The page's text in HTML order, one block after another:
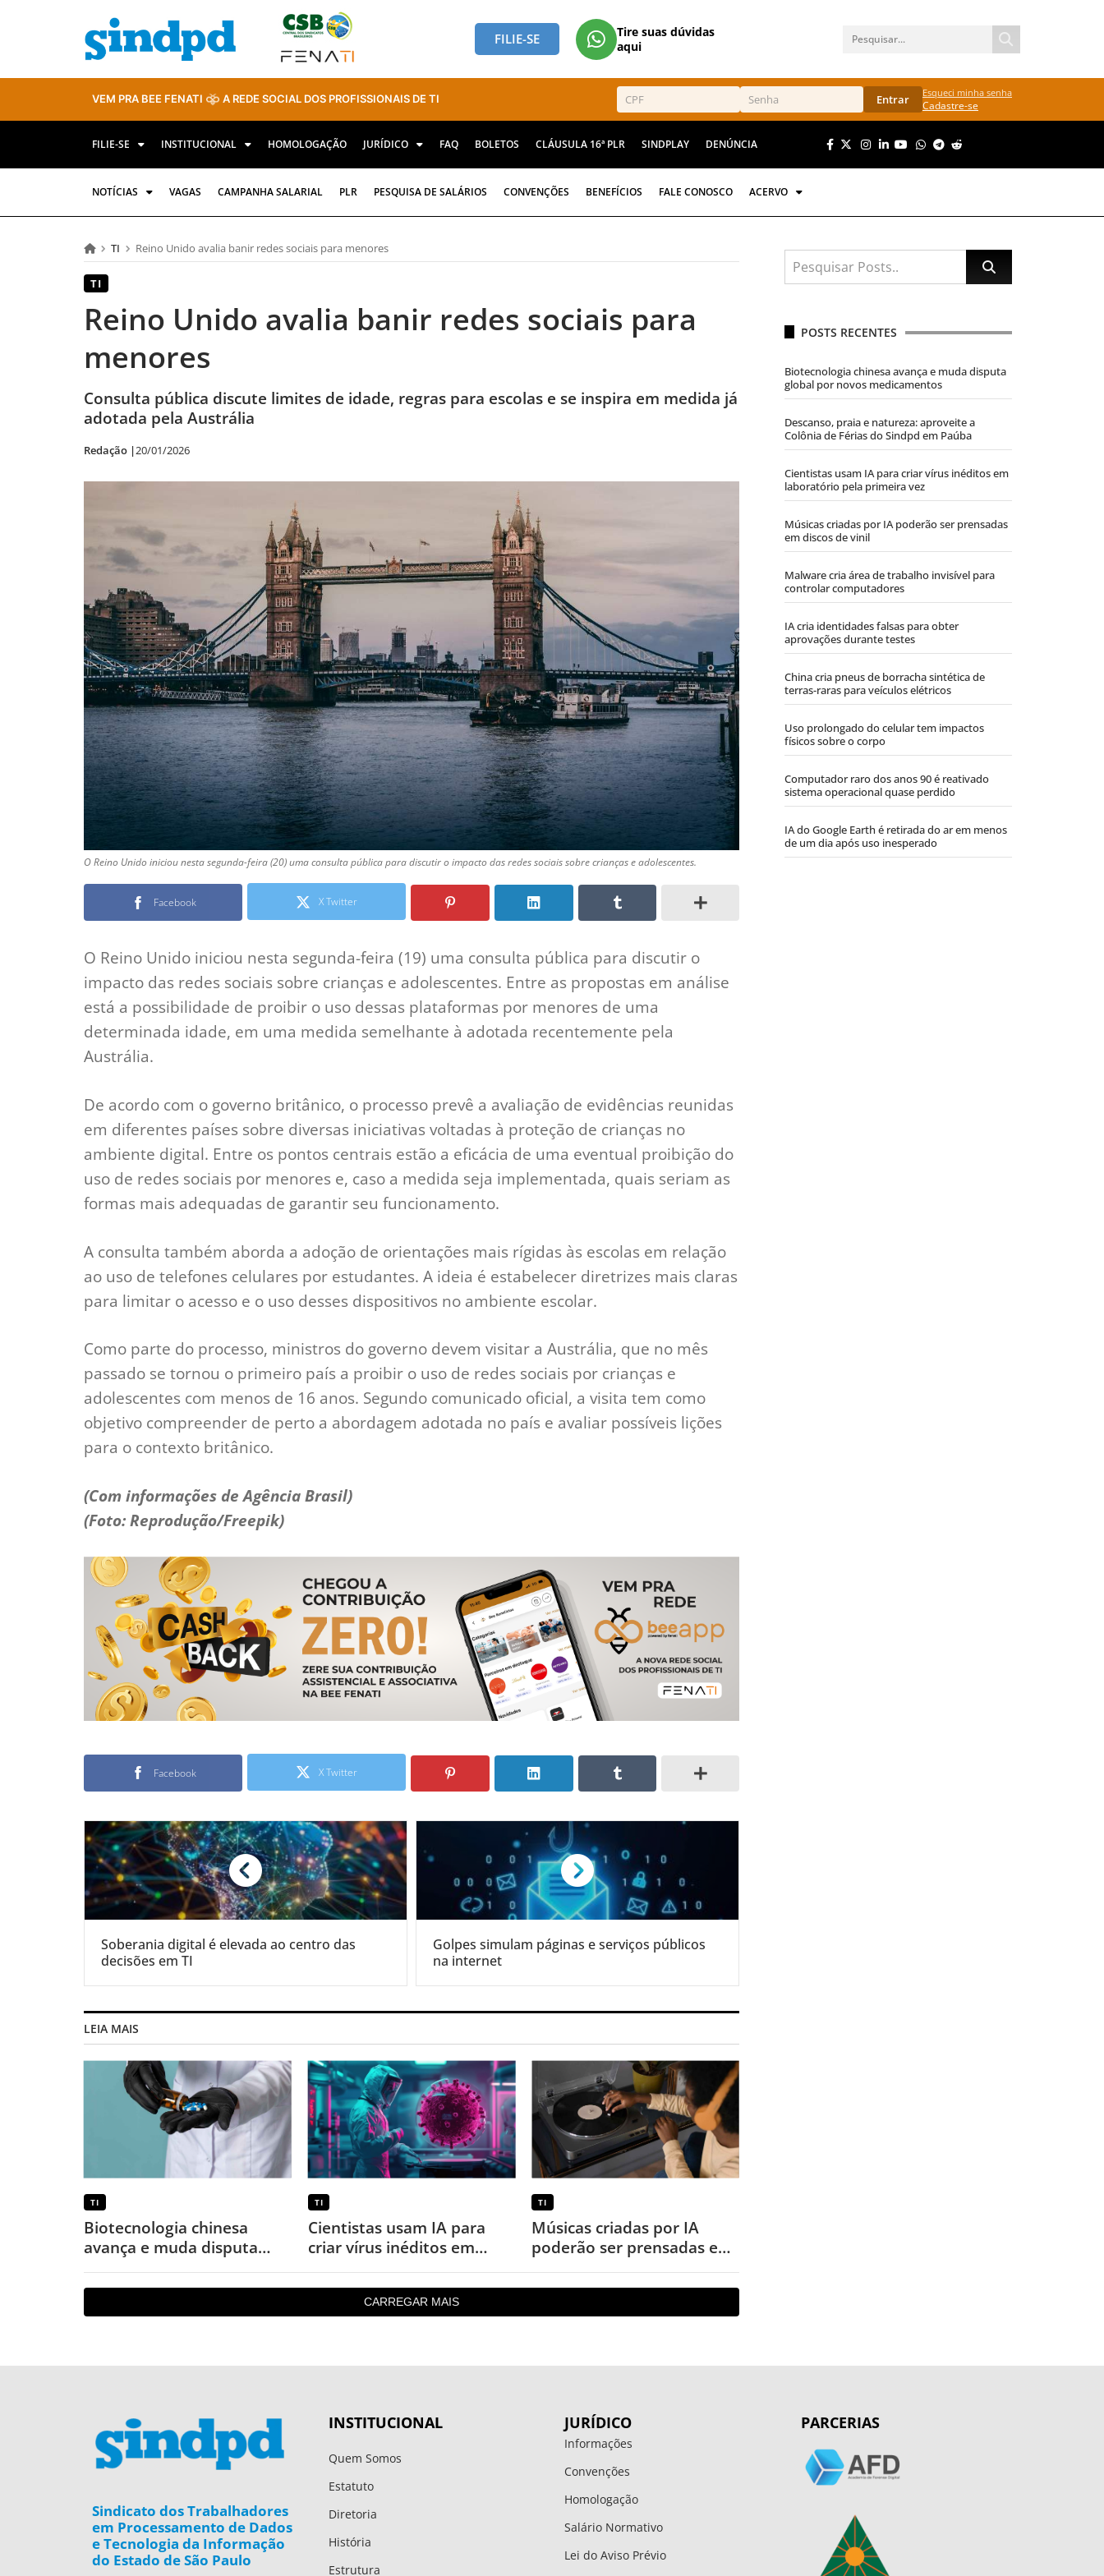
FILIE-SE
Tire suas dúvidas
aqui
VEM PRA BEE FENATI A REDE SOCIAL DOS PROFISSIONAIS DE TI Entrar Esqueci minha senha
Cadastre-se
FILIE-SE INSTITUCIONAL HOMOLOGAÇÃO JURÍDICO FAQ BOLETOS CLÁUSULA 16ª PLR SINDPLAY DENÚNCIA
NOTÍCIAS VAGAS CAMPANHA SALARIAL PLR PESQUISA DE SALÁRIOS CONVENÇÕES BENEFÍCIOS FALE CONOSCO ACERVO
TI Reino Unido avalia banir redes sociais para menores
TI
Reino Unido avalia banir redes sociais para
menores
Consulta pública discute limites de idade, regras para escolas e se inspira em medida já
adotada pela Austrália
Redação |20/01/2026
O Reino Unido iniciou nesta segunda-feira (20) uma consulta pública para discutir o impacto das redes sociais sobre crianças e adolescentes.
Facebook X Twitter
O Reino Unido iniciou nesta segunda-feira (19) uma consulta pública para discutir o
impacto das redes sociais sobre crianças e adolescentes. Entre as propostas em análise
está a possibilidade de proibir o uso dessas plataformas por menores de uma
determinada idade, em uma medida semelhante à adotada recentemente pela
Austrália.
De acordo com o governo britânico, o processo prevê a avaliação de evidências reunidas
em diferentes países sobre diversas iniciativas voltadas à proteção de crianças no
ambiente digital. Entre os pontos centrais estão a eficácia de uma eventual proibição do
uso de redes sociais por menores e, caso a medida seja implementada, quais seriam as
formas mais adequadas de garantir seu funcionamento.
A consulta também aborda a adoção de orientações mais rígidas às escolas em relação
ao uso de telefones celulares por estudantes. A ideia é estabelecer diretrizes mais claras
para limitar o acesso e o uso desses dispositivos no ambiente escolar.
Como parte do processo, ministros do governo devem visitar a Austrália, que no mês
passado se tornou o primeiro país a proibir o uso de redes sociais por crianças e
adolescentes com menos de 16 anos. Segundo comunicado oficial, a visita tem como
objetivo compreender de perto a abordagem adotada no país e avaliar possíveis lições
para o contexto britânico.
(Com informações de Agência Brasil)
(Foto: Reprodução/Freepik)
Facebook X Twitter
Soberania digital é elevada ao centro das
decisões em TI
Golpes simulam páginas e serviços públicos
na internet
LEIA MAIS
TI
Biotecnologia chinesa
avança e muda disputa
global por novos
medicamentos
TI
Cientistas usam IA para
criar vírus inéditos em
laboratório pela primeira
vez
TI
Músicas criadas por IA
poderão ser prensadas em
discos de vinil
CARREGAR MAIS
POSTS RECENTES
Biotecnologia chinesa avança e muda disputa
global por novos medicamentos
Descanso, praia e natureza: aproveite a
Colônia de Férias do Sindpd em Paúba
Cientistas usam IA para criar vírus inéditos em
laboratório pela primeira vez
Músicas criadas por IA poderão ser prensadas
em discos de vinil
Malware cria área de trabalho invisível para
controlar computadores
IA cria identidades falsas para obter
aprovações durante testes
China cria pneus de borracha sintética de
terras-raras para veículos elétricos
Uso prolongado do celular tem impactos
físicos sobre o corpo
Computador raro dos anos 90 é reativado
sistema operacional quase perdido
IA do Google Earth é retirada do ar em menos
de um dia após uso inesperado
Sindicato dos Trabalhadores
em Processamento de Dados
e Tecnologia da Informação
do Estado de São Paulo
INSTITUCIONAL
Quem Somos
Estatuto
Diretoria
História
Estrutura
JURÍDICO
Informações
Convenções
Homologação
Salário Normativo
Lei do Aviso Prévio
PARCERIAS